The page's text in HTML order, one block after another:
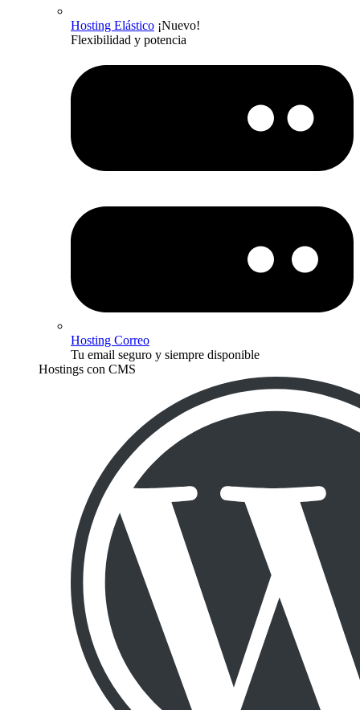
Hosting Elástico ¡Nuevo!
Flexibilidad y potencia
Hosting Correo
Tu email seguro y siempre disponible
Hostings con CMS